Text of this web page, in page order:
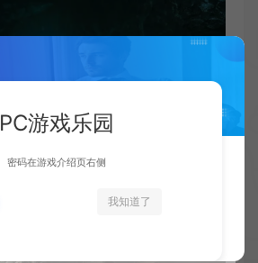
PC游戏乐园
密码在游戏介绍页右侧
我知道了